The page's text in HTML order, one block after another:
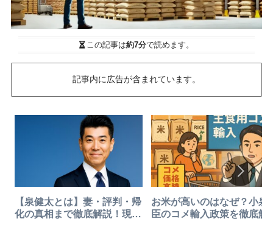
この記事は約7分で読めます。
記事内に広告が含まれています。
【泉健太とは】妻・評判・帰
化の真相まで徹底解説！現在
お米が高いのはなぜ？小泉
臣のコメ輸入政策を徹底解